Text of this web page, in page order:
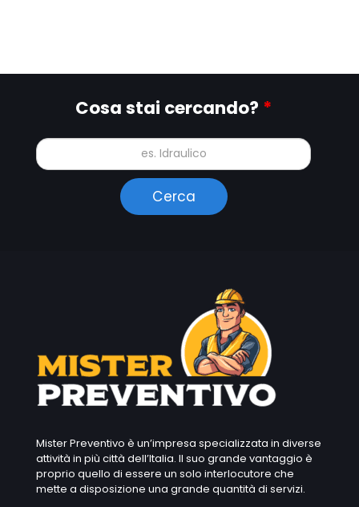
Cosa stai cercando? *
Mister Preventivo è un’impresa specializzata in diverse
attività in più città dell’Italia. Il suo grande vantaggio è
proprio quello di essere un solo interlocutore che
mette a disposizione una grande quantità di servizi.